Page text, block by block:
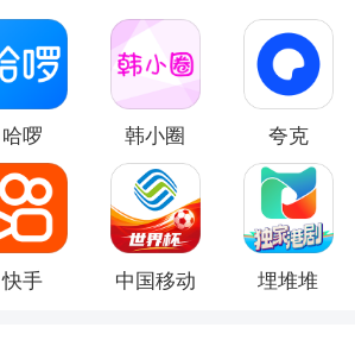
哈啰 韩小圈 夸克
快手 中国移动 埋堆堆